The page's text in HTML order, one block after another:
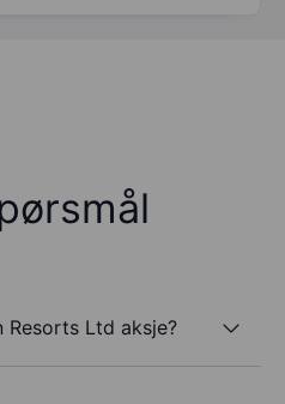
Resorts Ltd aksje?